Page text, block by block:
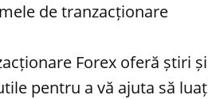
de tranzacționare
Forex oferă știri
pentru a vă ajuta să